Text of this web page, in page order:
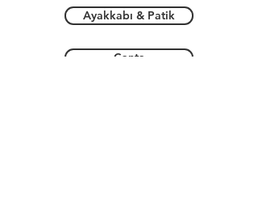
Ayakkabı & Patik
Çanta